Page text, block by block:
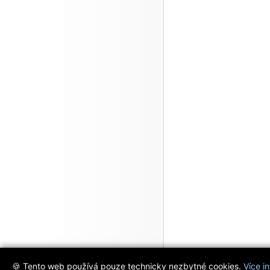
🍪 Tento web používá pouze technicky nezbytné cookies. Více